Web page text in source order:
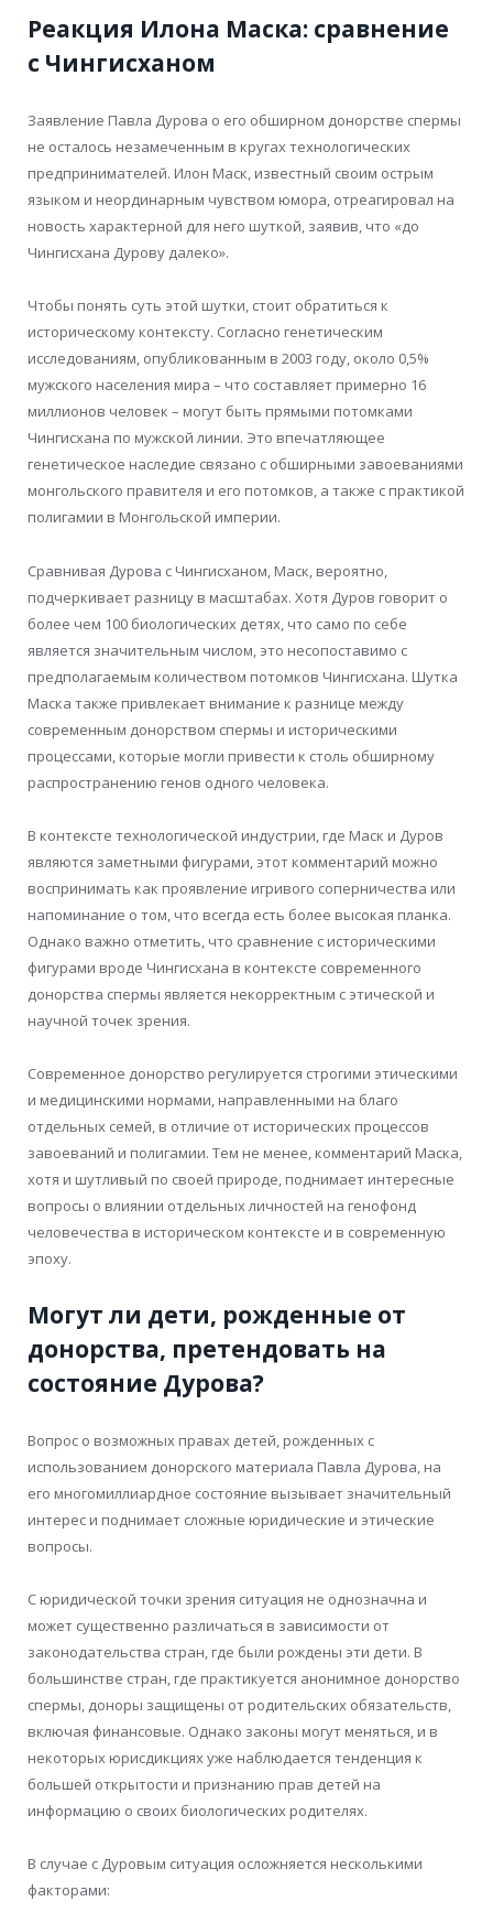
Реакция Илона Маска: сравнение
с Чингисханом
Заявление Павла Дурова о его обширном донорстве спермы
не осталось незамеченным в кругах технологических
предпринимателей. Илон Маск, известный своим острым
языком и неординарным чувством юмора, отреагировал на
новость характерной для него шуткой, заявив, что «до
Чингисхана Дурову далеко».
Чтобы понять суть этой шутки, стоит обратиться к
историческому контексту. Согласно генетическим
исследованиям, опубликованным в 2003 году, около 0,5%
мужского населения мира – что составляет примерно 16
миллионов человек – могут быть прямыми потомками
Чингисхана по мужской линии. Это впечатляющее
генетическое наследие связано с обширными завоеваниями
монгольского правителя и его потомков, а также с практикой
полигамии в Монгольской империи.
Сравнивая Дурова с Чингисханом, Маск, вероятно,
подчеркивает разницу в масштабах. Хотя Дуров говорит о
более чем 100 биологических детях, что само по себе
является значительным числом, это несопоставимо с
предполагаемым количеством потомков Чингисхана. Шутка
Маска также привлекает внимание к разнице между
современным донорством спермы и историческими
процессами, которые могли привести к столь обширному
распространению генов одного человека.
В контексте технологической индустрии, где Маск и Дуров
являются заметными фигурами, этот комментарий можно
воспринимать как проявление игривого соперничества или
напоминание о том, что всегда есть более высокая планка.
Однако важно отметить, что сравнение с историческими
фигурами вроде Чингисхана в контексте современного
донорства спермы является некорректным с этической и
научной точек зрения.
Современное донорство регулируется строгими этическими
и медицинскими нормами, направленными на благо
отдельных семей, в отличие от исторических процессов
завоеваний и полигамии. Тем не менее, комментарий Маска,
хотя и шутливый по своей природе, поднимает интересные
вопросы о влиянии отдельных личностей на генофонд
человечества в историческом контексте и в современную
эпоху.
Могут ли дети, рожденные от
донорства, претендовать на
состояние Дурова?
Вопрос о возможных правах детей, рожденных с
использованием донорского материала Павла Дурова, на
его многомиллиардное состояние вызывает значительный
интерес и поднимает сложные юридические и этические
вопросы.
С юридической точки зрения ситуация не однозначна и
может существенно различаться в зависимости от
законодательства стран, где были рождены эти дети. В
большинстве стран, где практикуется анонимное донорство
спермы, доноры защищены от родительских обязательств,
включая финансовые. Однако законы могут меняться, и в
некоторых юрисдикциях уже наблюдается тенденция к
большей открытости и признанию прав детей на
информацию о своих биологических родителях.
В случае с Дуровым ситуация осложняется несколькими
факторами: